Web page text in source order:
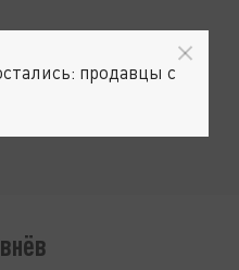
продавцы с